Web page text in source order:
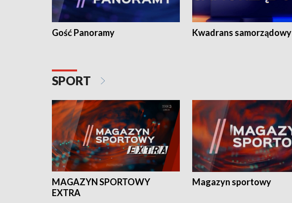
Gość Panoramy Kwadrans samorządowy
SPORT
MAGAZYN SPORTOWY
EXTRA
Magazyn sportowy